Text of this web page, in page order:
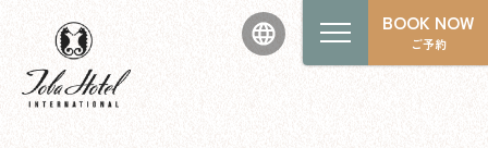
BOOK NOW
ご予約